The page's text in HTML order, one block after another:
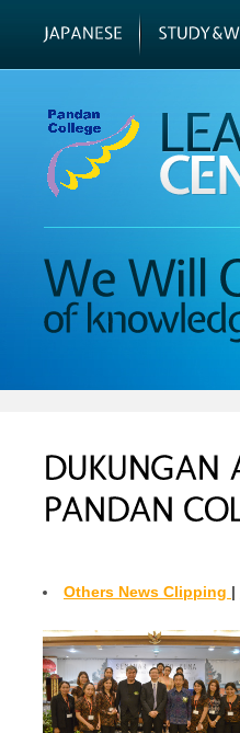
Others News Clipping |